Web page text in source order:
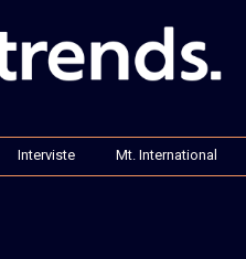
Interviste Mt. International